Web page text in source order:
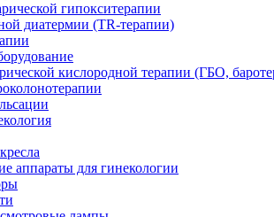
гипокситерапии
диатермии (TR-терапии)
кислородной терапии (ГБО,
аппараты для гинекологии